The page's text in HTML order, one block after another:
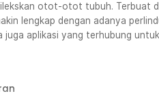
Jakarta Barat
Senin - Jumat (07:00
otot-otot tubuh. Terbuat
lengkap dengan adanya
juga aplikasi yang terhubung